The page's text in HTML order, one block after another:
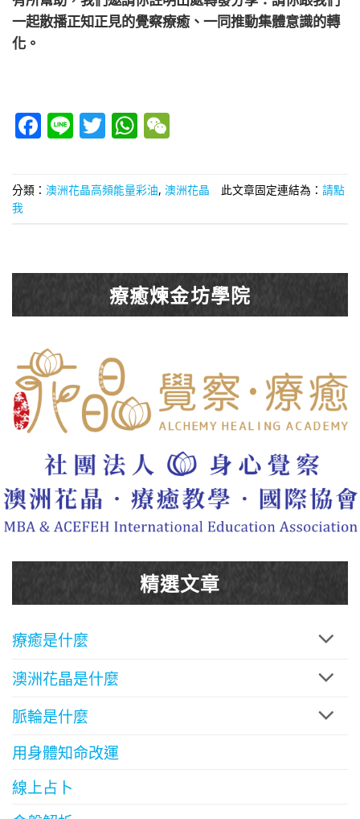
一起散播正知正見的覺察療癒、一同推動集體意識的轉
化。
Facebook
LineTwitterWhatsApp
分類： 澳洲花晶高頻能量彩油, 澳洲花晶 此文章固定連結為： 請點
我
療癒煉金坊學院
精選文章
療癒是什麼
澳洲花晶是什麼
脈輪是什麼
用身體知命改運
線上占卜